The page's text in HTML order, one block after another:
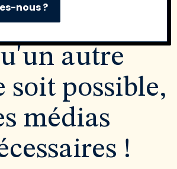
nous ?
autre
soit possible,
médias
!